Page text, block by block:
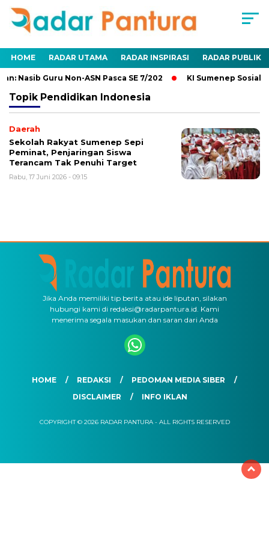
HOME RADAR UTAMA RADAR INSPIRASI RADAR PUBLIK
Nasib Guru Non-ASN Pasca SE 7/202 KI Sumenep
Topik Pendidikan Indonesia
Daerah
Sekolah Rakyat Sumenep Sepi
Peminat, Penjaringan Siswa
Terancam Tak Penuhi Target
Rabu, 17 Juni 2026 - 09:15
Jika Anda memiliki tip berita atau ide liputan, silakan
hubungi kami di redaksi@radarpantura.id. Kami
menerima segala masukan dan saran dari Anda
HOME REDAKSI
PEDOMAN MEDIA SIBER
DISCLAIMER
INFO IKLAN
COPYRIGHT © 2026 RADAR PANTURA - ALL RIGHTS RESERVED